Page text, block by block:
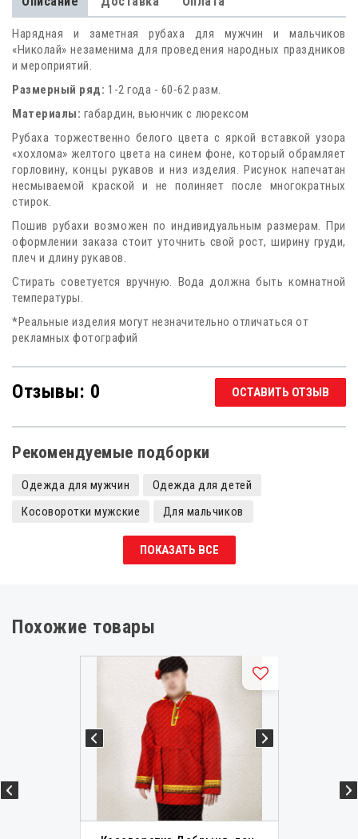
Нарядная и заметная рубаха для мужчин и мальчиков
«Николай» незаменима для проведения народных праздников
и мероприятий.
Размерный ряд: 1-2 года - 60-62 разм.
Материалы: габардин, вьюнчик с люрексом
Рубаха торжественно белого цвета с яркой вставкой узора
«хохлома» желтого цвета на синем фоне, который обрамляет
горловину, концы рукавов и низ изделия. Рисунок напечатан
несмываемой краской и не полиняет после многократных
стирок.
Пошив рубахи возможен по индивидуальным размерам. При
оформлении заказа стоит уточнить свой рост, ширину груди,
плеч и длину рукавов.
Стирать советуется вручную. Вода должна быть комнатной
температуры.
*Реальные изделия могут незначительно отличаться от
рекламных фотографий
Отзывы: 0 ОСТАВИТЬ ОТЗЫВ
Рекомендуемые подборки
Одежда для мужчин
Одежда для детей
Косоворотки мужские
Для мальчиков
Косоворотки для мальчиков
Николай
Детские косоворотки
Косоворотки для девочек
Костюмы на Масленицу
Славянская одежда мужская
Русские народные рубашки мужские
Славянские рубахи мужские
Русские народные рубашки
Русские народные сорочки
Детские славянские рубахи
Старославянские рубахи
Старорусские рубахи
ПОКАЗАТЬ ВСЕ
Похожие товары